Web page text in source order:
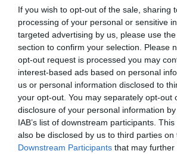
If you wish to opt-out of the sale, sharing
processing of your personal or sensitive
targeted advertising by us, please use
section to confirm your selection. Please
opt-out request is processed you may
interest-based ads based on personal
us or personal information disclosed to
your opt-out. You may separately opt-out
disclosure of your personal information
IAB’s list of downstream participants.
also be disclosed by us to third parties on
Downstream Participants that may
Lliurament del Premi